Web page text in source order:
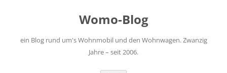
Womo-Blog
ein Blog rund um's Wohnmobil und den Wohnwagen. Zwanzig
Jahre – seit 2006.